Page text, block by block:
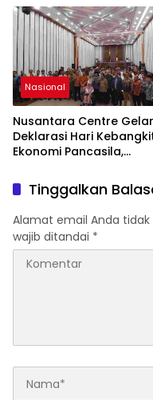
Industri Taman Rekreasi
dan Ekosistem
di Tanah Air
Nasional
Nusantara Centre Gelar
Deklarasi Hari
Ekonomi Pancasila,
Djojohadikusumo Anti
Penjajahan (Pergolakan
Ekonomi Politik
& Simposium Nasional
“Urgensi Undang-
Perekonomian Nasional
dan Kesejahteraan Sosial
Tinggalkan
Alamat email Anda tidak
wajib ditandai *